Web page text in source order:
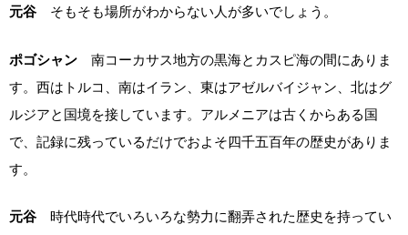
元谷 そもそも場所がわからない人が多いでしょう。
ポゴシャン 南コーカサス地方の黒海とカスピ海の間にありま
す。西はトルコ、南はイラン、東はアゼルバイジャン、北はグ
ルジアと国境を接しています。アルメニアは古くからある国
で、記録に残っているだけでおよそ四千五百年の歴史がありま
す。
元谷 時代時代でいろいろな勢力に翻弄された歴史を持ってい